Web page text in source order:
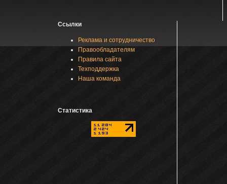
Ссылки
Реклама и сотрудничество
Правообладателям
Правила сайта
Техподдержка
Наша команда
Статистика